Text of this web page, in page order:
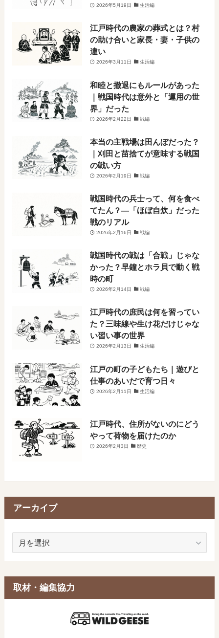
2026年5月19日 生活編
江戸時代の農家の葬式とは？村
の助け合いと家長・妻・子供の
違い
2026年3月11日 生活編
和睦と撤退にもルールがあった
｜戦国時代は意外と「運用の世
界」だった
2026年2月22日 戦編
本当の主戦場は田んぼだった？
｜刈田と苗捨てが意味する戦国
の戦い方
2026年2月19日 戦編
戦国時代の兵士って、何を食べ
てたん？―「ほぼ自炊」だった
戦のリアル
2026年2月16日 戦編
戦国時代の戦は「合戦」じゃな
かった？早鐘とホラ貝で動く戦
時の町
2026年2月14日 戦編
江戸時代の庶民は何を習ってい
た？三味線や生け花だけじゃな
い習い事の世界
2026年2月13日 生活編
江戸の町の子どもたち｜遊びと
仕事のあいだで育つ日々
2026年2月11日 生活編
江戸時代、住所がないのにどう
やって荷物を届けたのか
2026年2月3日 歴史
アーカイブ
イ
ブ
取材・編集協力